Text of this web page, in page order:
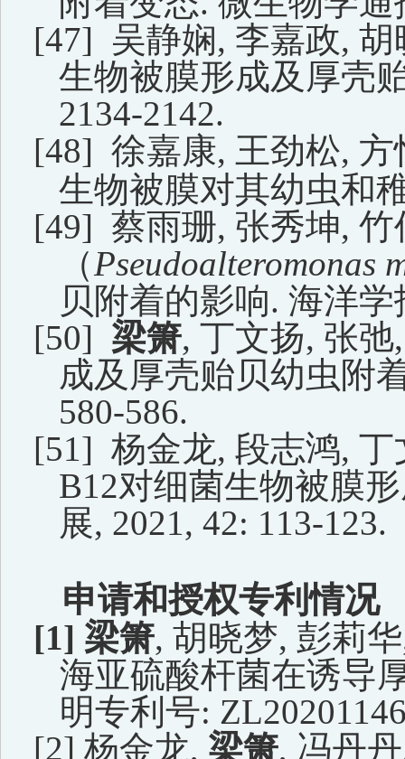
[47] 吴静娴, 李嘉政, 胡
生物被膜形成及厚壳
2134-2142.
[48] 徐嘉康, 王劲松, 方
生物被膜对其幼虫和
[49] 蔡雨珊, 张秀坤, 竹
（Pseudoalteromonas
贝附着的影响. 海洋学
[50] 梁箫, 丁文扬, 张弛
成及厚壳贻贝幼虫附
580-586.
[51] 杨金龙, 段志鸿, 丁
B12对细菌生物被膜
展, 2021, 42: 113-123.
申请和授权专利情况
[1] 梁箫, 胡晓梦, 彭莉华
海亚硫酸杆菌在诱导
明专利号:
[2] 杨金龙, 梁箫, 冯丹丹